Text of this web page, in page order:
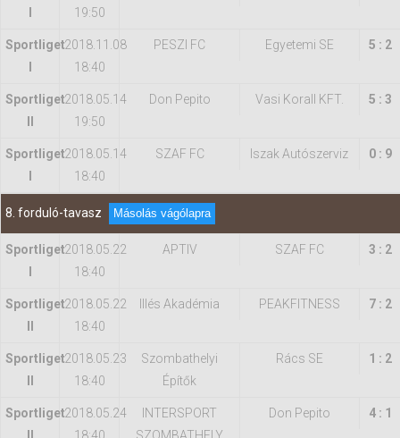
19:50
Sportliget2018.11.08
18:40
PESZI FC Egyetemi SE 5 : 2
Sportliget2018.05.14
19:50
Don Pepito Vasi Korall KFT. 5 : 3
Sportliget2018.05.14
18:40
SZAF FC Iszak Autószerviz 0 : 9
8. forduló-tavasz Másolás vágólapra
Sportliget2018.05.22
18:40
APTIV SZAF FC 3 : 2
Sportliget2018.05.22
18:40
Illés Akadémia PEAKFITNESS 7 : 2
Sportliget2018.05.23
18:40
Szombathelyi
Építők
Rács SE 1 : 2
Sportliget2018.05.24
INTERSPORT
Don Pepito 4 : 1